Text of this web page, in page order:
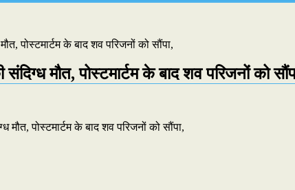
पोस्टमार्टम के बाद शव परिजनों को सौंपा,
संदिग्ध मौत, पोस्टमार्टम के बाद शव परिजनों को